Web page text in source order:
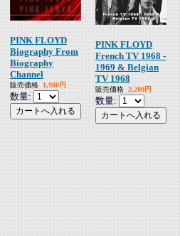
PINK FLOYD
Biography From
Biography
Channel
販売価格 1,980円
数量:
PINK FLOYD
French TV 1968 -
1969 & Belgian
TV 1968
販売価格 2,200円
数量: